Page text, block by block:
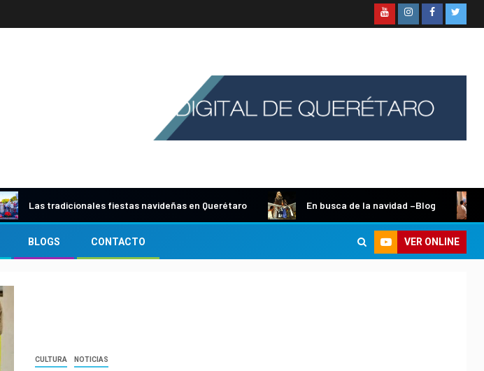
Las tradicionales fiestas navideñas en Querétaro En busca de la navidad –Blog
BLOGS CONTACTO VER ONLINE
CULTURA NOTICIAS